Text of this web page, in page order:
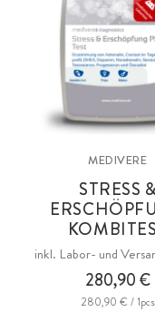
MEDIVERE
STRESS &
inkl. Labor- und
280,90 €
280,90 € / 1pcs